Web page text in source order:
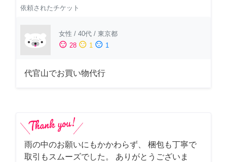
依頼されたチケット
女性 / 40代 / 東京都
sentiment_satisfied 28 sentiment_neutral 1 sentiment_dissatisfied 1
代官山でお買い物代行
雨の中のお願いにもかかわらず、 梱包も丁寧で
取引もスムーズでした。 ありがとうございま